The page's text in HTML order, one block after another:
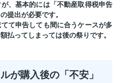
、基本的には「不動産取得税申告
提出が必要です。
て申告しても間に合うケースが多
払ってしまっては後の祭りです。
が購入後の「不安」